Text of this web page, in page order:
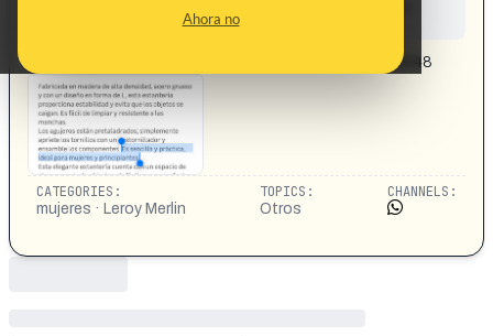
Ahora no
https://x.com/etfelicitofill/status/1962784076558946548
CATEGORIES:
mujeres · Leroy Merlin
TOPICS:
Otros
CHANNELS: